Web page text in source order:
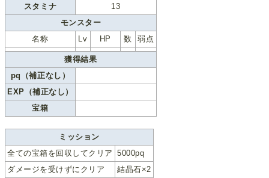
スタミナ
13
モンスター
名称
Lv HP 数 弱点
獲得結果
pq（補正なし）
EXP（補正なし）
宝箱
ミッション
全ての宝箱を回収してクリア 5000pq
ダメージを受けずにクリア
結晶石×2